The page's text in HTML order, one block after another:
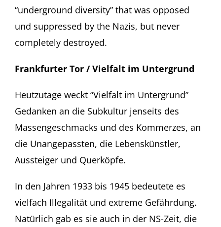
“underground diversity” that was opposed
und suppressed by the Nazis, but never
completely destroyed.
Frankfurter Tor / Vielfalt im Untergrund
Heutzutage weckt “Vielfalt im Untergrund”
Gedanken an die Subkultur jenseits des
Massengeschmacks und des Kommerzes, an
die Unangepassten, die Lebenskünstler,
Aussteiger und Querköpfe.
In den Jahren 1933 bis 1945 bedeutete es
vielfach Illegalität und extreme Gefährdung.
Natürlich gab es sie auch in der NS-Zeit, die